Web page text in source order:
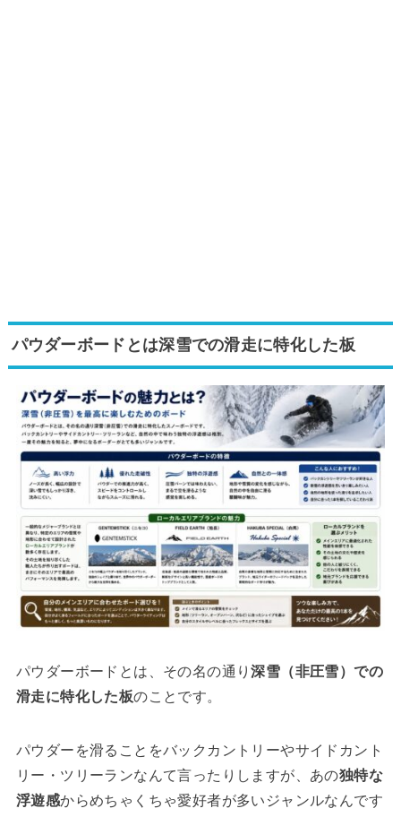
パウダーボードとは深雪での滑走に特化した板
パウダーボードとは、その名の通り深雪（非圧雪）での
滑走に特化した板のことです。
パウダーを滑ることをバックカントリーやサイドカント
リー・ツリーランなんて言ったりしますが、あの独特な
浮遊感からめちゃくちゃ愛好者が多いジャンルなんです